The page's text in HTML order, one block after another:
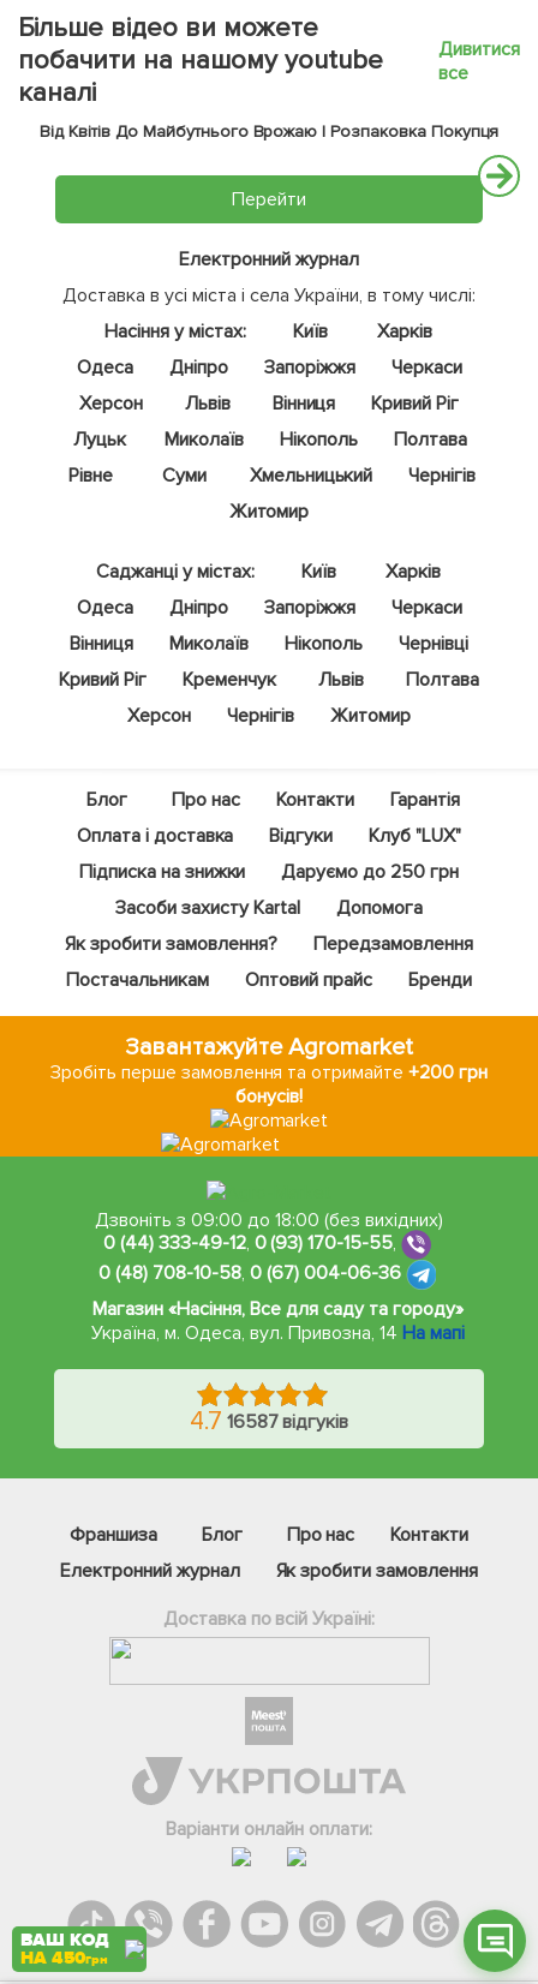
Більше відео ви можете
побачити на нашому youtube
каналі
Дивитися
все
Від Квітів До Майбутнього Врожаю | Розпаковка Покупця
Перейти
Електронний журнал
Доставка в усі міста і села України, в тому числі:
Насіння у містах:
Київ
Харків
Одеса
Дніпро Запоріжжя
Черкаси
Херсон
Львів Вінниця
Кривий Ріг
Луцьк
Миколаїв Нікополь
Полтава
Рівне
Суми Хмельницький
Чернігів
Житомир
Саджанці у містах: Київ
Харків
Одеса
Дніпро Запоріжжя
Черкаси
Вінниця
Миколаїв Нікополь
Чернівці
Кривий Ріг
Кременчук Львів
Полтава
Херсон
Чернігів Житомир
Блог Про нас Контакти
Гарантія
Оплата і доставка
Відгуки
Клуб "LUX"
Підписка на знижки
Даруємо до 250 грн
Засоби захисту Kartal
Допомога
Як зробити замовлення?
Передзамовлення
Постачальникам
Оптовий прайс Бренди
Завантажуйте Agromarket
Зробіть перше замовлення та отримайте+200 грн
бонусів!
Дзвоніть з 09:00 до 18:00 (без вихідних)
0 (44) 333-49-12, 0 (93) 170-15-55,
0 (48) 708-10-58, 0 (67) 004-06-36
Магазин «Насіння, Все для саду та городу»
Україна, м. Одеса,вул. Привозна, 14 На мапі
4.7 16587 відгуків
Франшиза Блог Про нас
Контакти
Електронний журнал
Як зробити замовлення
Доставка по всій Україні:
Варіанти онлайн оплати:
Інстаграм
Онлайн чат
ВАШ КОД
НА 450грн